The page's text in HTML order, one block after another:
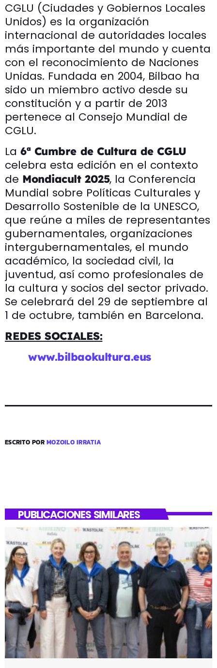
CGLU (Ciudades y Gobiernos Locales
Unidos) es la organización
internacional de autoridades locales
más importante del mundo y cuenta
con el reconocimiento de Naciones
Unidas. Fundada en 2004, Bilbao ha
sido un miembro activo desde su
constitución y a partir de 2013
pertenece al Consejo Mundial de
CGLU.
La 6ª Cumbre de Cultura de CGLU
celebra esta edición en el contexto
de Mondiacult 2025, la Conferencia
Mundial sobre Políticas Culturales y
Desarrollo Sostenible de la UNESCO,
que reúne a miles de representantes
gubernamentales, organizaciones
intergubernamentales, el mundo
académico, la sociedad civil, la
juventud, así como profesionales de
la cultura y socios del sector privado.
Se celebrará del 29 de septiembre al
1 de octubre, también en Barcelona.
REDES SOCIALES:
www.bilbaokultura.eus
ESCRITO PORMOZOILO IRRATIA
PUBLICACIONES SIMILARES